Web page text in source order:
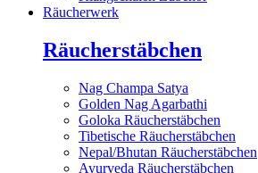
Räucherwerk
Räucherstäbchen
Nag Champa Satya
Golden Nag Agarbathi
Goloka Räucherstäbchen
Tibetische Räucherstäbchen
Nepal/Bhutan Räucherstäbchen
Ayurveda Räucherstäbchen